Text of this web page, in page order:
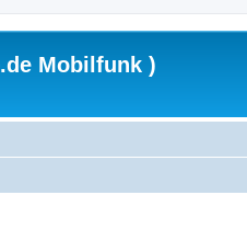
Mobilfunk )